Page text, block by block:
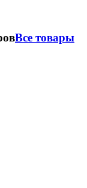
Все товары